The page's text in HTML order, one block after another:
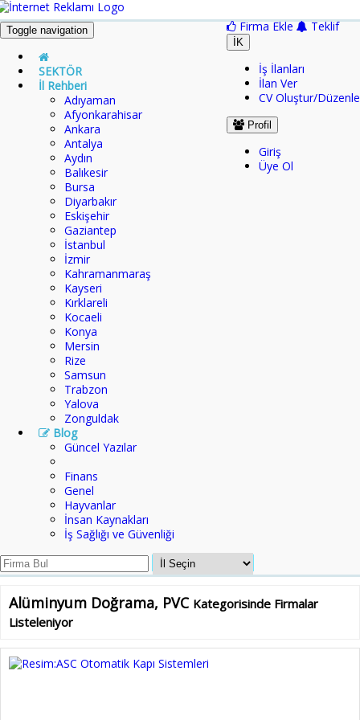
Firma Ekle Teklif
İK
İş İlanları
İlan Ver
CV Oluştur/Düzenle
Profil
Giriş
Üye Ol
Toggle navigation
SEKTÖR
İl Rehberi
Adıyaman
Afyonkarahisar
Ankara
Antalya
Aydın
Balıkesir
Bursa
Diyarbakır
Eskişehir
Gaziantep
İstanbul
İzmir
Kahramanmaraş
Kayseri
Kırklareli
Kocaeli
Konya
Mersin
Rize
Samsun
Trabzon
Yalova
Zonguldak
Blog
Güncel Yazılar
Finans
Genel
Hayvanlar
İnsan Kaynakları
İş Sağlığı ve Güvenliği
Alüminyum Doğrama, PVC Kategorisinde Firmalar
Listeleniyor